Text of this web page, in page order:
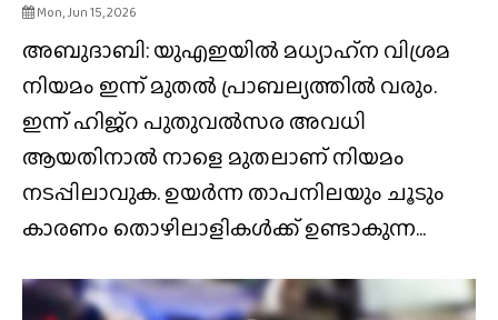
Mon, Jun 15, 2026
അബുദാബി: യുഎഇയിൽ മധ്യാഹ്‌ന വിശ്രമ
നിയമം ഇന്ന് മുതൽ പ്രാബല്യത്തിൽ വരും.
ഇന്ന് ഹിജ്‌റ പുതുവൽസര അവധി
ആയതിനാൽ നാളെ മുതലാണ് നിയമം
നടപ്പിലാവുക. ഉയർന്ന താപനിലയും ചൂടും
കാരണം തൊഴിലാളികൾക്ക് ഉണ്ടാകുന്ന...